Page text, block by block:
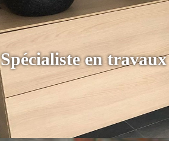
Spécialiste en